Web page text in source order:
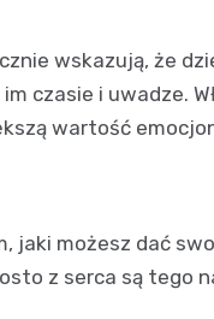
wskazują, że
czasie i uwadze.
wartość
jaki możesz dać
z serca są tego